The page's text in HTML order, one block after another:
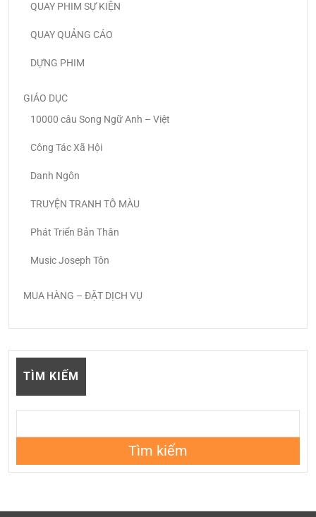
QUAY PHIM SỰ KIỆN
QUAY QUẢNG CÁO
DỰNG PHIM
GIÁO DỤC
10000 câu Song Ngữ Anh – Việt
Công Tác Xã Hội
Danh Ngôn
TRUYỆN TRANH TÔ MÀU
Phát Triển Bản Thân
Music Joseph Tôn
MUA HÀNG – ĐẶT DỊCH VỤ
TÌM KIẾM
Tìm kiếm